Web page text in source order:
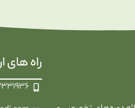
راه های